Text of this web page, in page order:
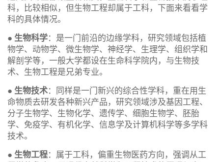
科，比较相似，但生物工程却属于工科，下面来看看学
科的具体情况。
● 生物科学：是一门前沿的边缘学科，研究领域包括植
物学、动物学、微生物学、神经学、生理学、组织学和
解剖学等，一般大学都设在生命科学院内，与生物技
术、生物工程是兄弟专业。
● 生物技术：同样是一门新兴的综合性学科，重在用生
命物质去研发各种新兴产品，研究领域涉及基因工程、
分子生物学、生物化学、遗传学、细胞生物学、胚胎
学、免疫学、有机化学、信息学及计算机科学等多学科
技术。
● 生物工程：属于工科，偏重生物医药方向，强调从工